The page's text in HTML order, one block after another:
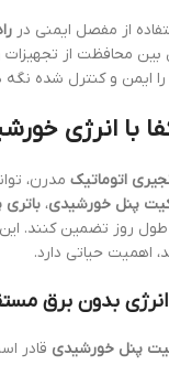
از مفصل ایمنی در
بین محافظت از
ایمن و کنترل شده نگه
با انرژی
اتوماتیک مدرن،
پنل خورشیدی،
روز تضمین کنند.
اهمیت حیاتی دارد.
بدون برق
پنل خورشیدی قادر